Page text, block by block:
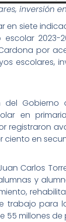
inversión
en siete
por
escolares,
del
en
registraron
ciento en
Carlos
y
trabajo para
55 millones de